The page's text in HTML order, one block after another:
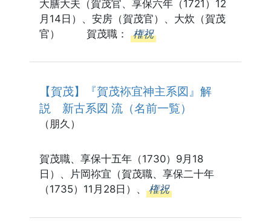
大膳大夫（賀茂官、享保六年（1721）12
月14日）、安房（賀茂官）、大炊（賀茂
官） 賀茂職： 権祝
【賀茂】『賀茂袮宜神主系図』解
説 新古系図 流（名前一覧）
（朋久）
賀茂職、享保十五年（1730）9月18
日）、片岡祢宜（賀茂職、享保二十年
（1735）11月28日）、 権祝